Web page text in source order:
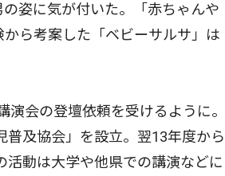
姿に気が付いた。「赤ちゃんや
ら考案した「ベビーサルサ」は
会の登壇依頼を受けるように。
及協会」を設立。翌13年度から
動は大学や他県での講演などに